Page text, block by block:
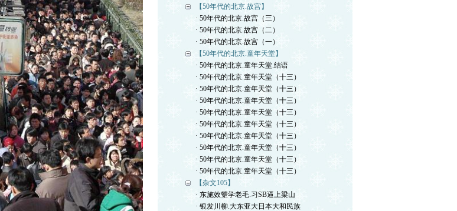
【50年代的北京.故宫】
· 50年代的北京.故宫（三）
· 50年代的北京.故宫（二）
· 50年代的北京.故宫（一）
【50年代的北京.童年天堂】
· 50年代的北京.童年天堂.结语
· 50年代的北京.童年天堂（十三）
· 50年代的北京.童年天堂（十三）
· 50年代的北京.童年天堂（十三）
· 50年代的北京.童年天堂（十三）
· 50年代的北京.童年天堂（十三）
· 50年代的北京.童年天堂（十三）
· 50年代的北京.童年天堂（十三）
· 50年代的北京.童年天堂（十三）
· 50年代的北京.童年天堂（十三）
【杂文105】
· 东施效颦学老毛.习SB逼上梁山
· 银发川柳.大东亚大日本大和民族